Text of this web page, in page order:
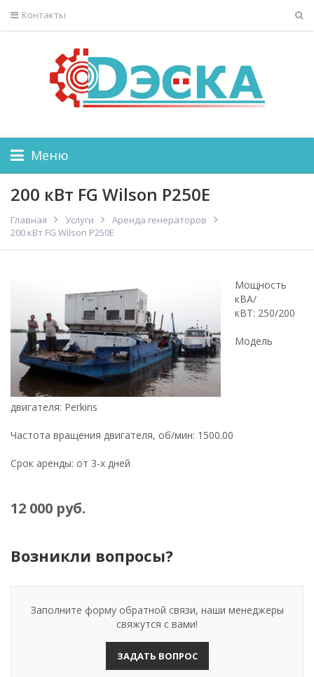
Контакты
Меню
200 кВт FG Wilson P250E
Главная Услуги
Аренда генераторов
200 кВт FG Wilson P250E
Мощность
кВА/
кВТ: 250/200
Модель
двигателя: Perkins
Частота вращения двигателя, об/мин: 1500.00
Срок аренды: от 3-х дней
12 000 руб.
Возникли вопросы?
Заполните форму обратной связи, наши менеджеры
свяжутся с вами!
ЗАДАТЬ ВОПРОС